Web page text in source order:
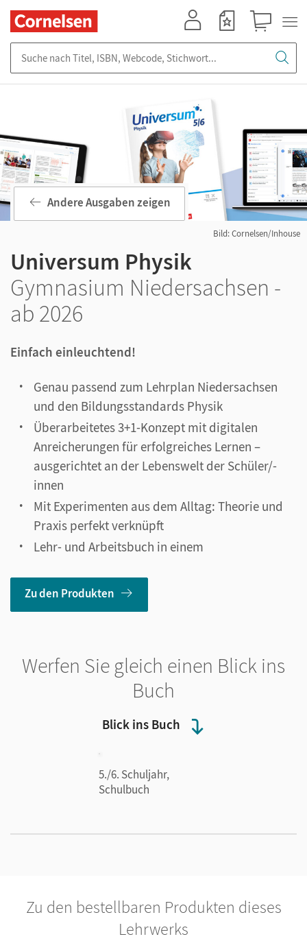
Bild: Cornelsen/Inhouse
Andere Ausgaben zeigen
Universum Physik
Gymnasium Niedersachsen -
ab 2026
Einfach einleuchtend!
Genau passend zum Lehrplan Niedersachsen
und den Bildungsstandards Physik
Überarbeitetes 3+1-Konzept mit digitalen
Anreicherungen für erfolgreiches Lernen –
ausgerichtet an der Lebenswelt der Schüler/-
innen
Mit Experimenten aus dem Alltag: Theorie und
Praxis perfekt verknüpft
Lehr- und Arbeitsbuch in einem
Zu den Produkten
Werfen Sie gleich einen Blick ins
Buch
Blick ins Buch
5./6. Schuljahr,
Schulbuch
Zu den bestellbaren Produkten dieses
Lehrwerks